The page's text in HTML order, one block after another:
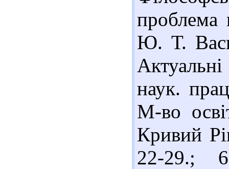
проблема
Ю. Т.
наук.
М-во
Кривий
22-29.;